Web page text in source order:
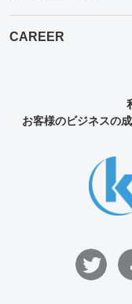
CAREER
お客様のビジネスの